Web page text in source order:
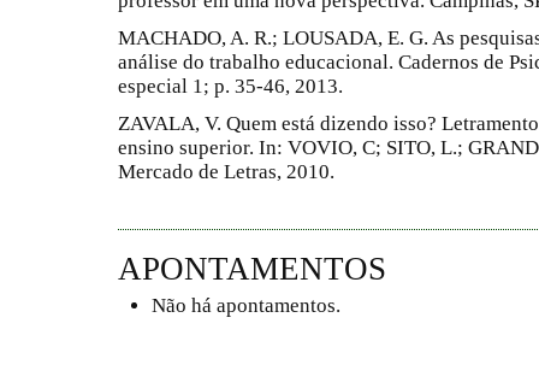
MACHADO, A. R.; LOUSADA, E. G. As
análise do trabalho educacional. Cadernos de
especial 1; p. 35-46, 2013.
ZAVALA, V. Quem está dizendo isso?
ensino superior. In: VOVIO, C; SITO, L.;
Mercado de Letras, 2010.
APONTAMENTOS
Não há apontamentos.